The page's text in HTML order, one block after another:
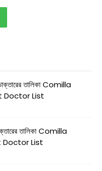
ডাক্তারের তালিকা Comilla
Doctor List
তালিকা Comilla
Doctor List